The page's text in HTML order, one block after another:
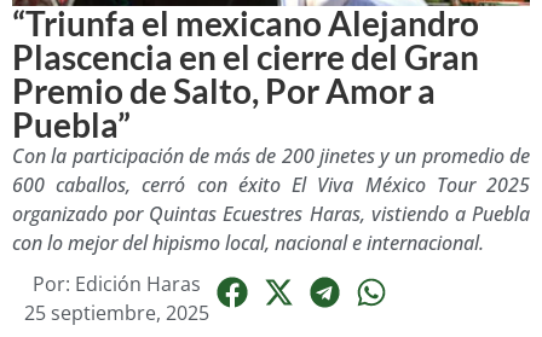
“Triunfa el mexicano Alejandro
Plascencia en el cierre del Gran
Premio de Salto, Por Amor a
Puebla”
Con la participación de más de 200 jinetes y un promedio de
600 caballos, cerró con éxito El Viva México Tour 2025
organizado por Quintas Ecuestres Haras, vistiendo a Puebla
con lo mejor del hipismo local, nacional e internacional.
Por: Edición Haras
25 septiembre, 2025